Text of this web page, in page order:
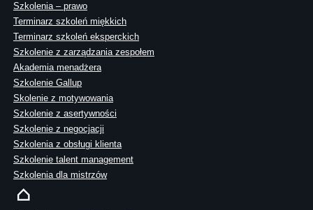
Szkolenia – prawo
Terminarz szkoleń miękkich
Terminarz szkoleń eksperckich
Szkolenie z zarządzania zespołem
Akademia menadżera
Szkolenie Gallup
Skolenie z motywowania
Szkolenie z asertywności
Szkolenie z negocjacji
Szkolenia z obsługi klienta
Szkolenie talent management
Szkolenia dla mistrzów